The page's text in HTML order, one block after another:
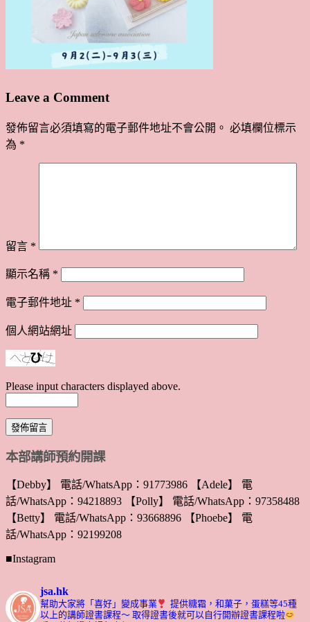
Leave a Comment
發佈留言必須填寫的電子郵件地址不會公開。 必填欄位標示
為 *
留言 *
顯示名稱 *
電子郵件地址 *
個人網站網址
Please input characters displayed above.
本部講師預約開課
【Debby】 電話/WhatsApp：91773986 【Adele】 電
話/WhatsApp：94218893 【Polly】 電話/WhatsApp：97358488
【Betty】 電話/WhatsApp：93668896 【Phoebe】 電
話/WhatsApp：92199208
■Instagram
jsa.hk
幫助大家將「喜好」變成事業
提供糖霜，和菓子，蛋糕等45種
以上的講師證書課程～ 取得證書後就可以自行開辦證書課程啦